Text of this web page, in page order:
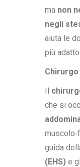
ma non
negli
aiuta le
più adatto.
Il
che si
guida
(EHS) e